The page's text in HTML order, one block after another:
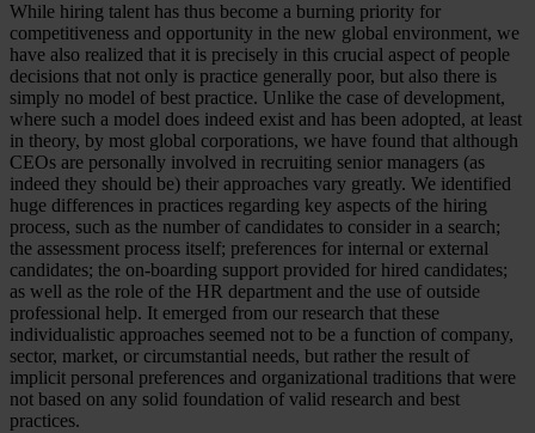
While hiring talent has thus become a burning priority for
competitiveness and opportunity in the new global environment, we
have also realized that it is precisely in this crucial aspect of people
decisions that not only is practice generally poor, but also there is
simply no model of best practice. Unlike the case of development,
where such a model does indeed exist and has been adopted, at least
in theory, by most global corporations, we have found that although
CEOs are personally involved in recruiting senior managers (as
indeed they should be) their approaches vary greatly. We identified
huge differences in practices regarding key aspects of the hiring
process, such as the number of candidates to consider in a search;
the assessment process itself; preferences for internal or external
candidates; the on-boarding support provided for hired candidates;
as well as the role of the HR department and the use of outside
professional help. It emerged from our research that these
individualistic approaches seemed not to be a function of company,
sector, market, or circumstantial needs, but rather the result of
implicit personal preferences and organizational traditions that were
not based on any solid foundation of valid research and best
practices.